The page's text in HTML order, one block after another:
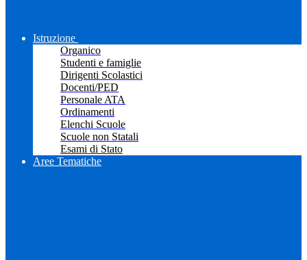
Istruzione
Organico
Studenti e famiglie
Dirigenti Scolastici
Docenti/PED
Personale ATA
Ordinamenti
Elenchi Scuole
Scuole non Statali
Esami di Stato
Aree Tematiche